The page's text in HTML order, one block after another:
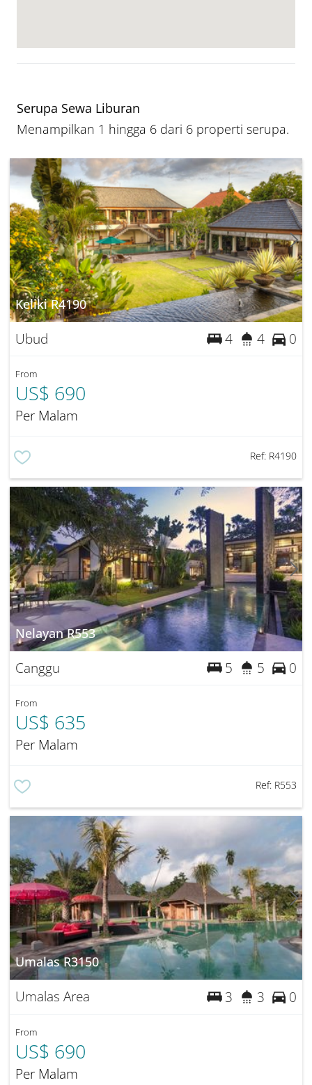
Serupa Sewa Liburan
Menampilkan 1 hingga 6 dari 6 properti serupa.
Keliki R4190
Ubud 4 4 0
From
US$ 690
Per Malam
Ref: R4190
Nelayan R553
Canggu 5 5 0
From
US$ 635
Per Malam
Ref: R553
Umalas R3150
Umalas Area 3 3 0
From
US$ 690
Per Malam